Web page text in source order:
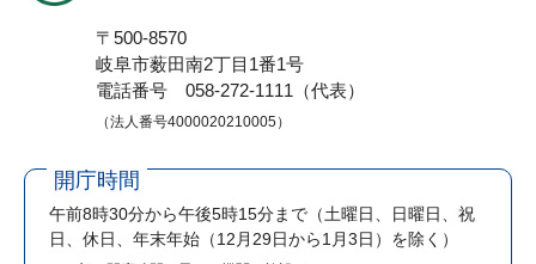
〒500-8570
岐阜市薮田南2丁目1番1号
電話番号 058-272-1111（代表）
（法人番号4000020210005）
開庁時間
午前8時30分から午後5時15分まで （土曜日、日曜日、祝
日、休日、年末年始（12月29日から1月3日）を除く）